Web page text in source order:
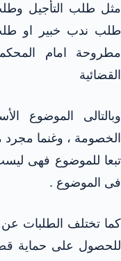
مثل طلب التأجيل
طلب ندب خبير او
مطروحة امام
القضائية
وبالتالى الموضوع
الخصومة ، وغنما
تبعا للموضوع فهى
فى الموضوع .
كما تختلف الطلبات عن
للحصول على حماية